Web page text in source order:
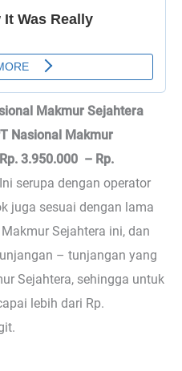
Makmur Sejahtera
Nasional Makmur
Rp. 3.950.000 – Rp.
serupa dengan operator
juga sesuai dengan lama
Sejahtera ini, dan
– tunjangan yang
Sejahtera, sehingga untuk
lebih dari Rp.